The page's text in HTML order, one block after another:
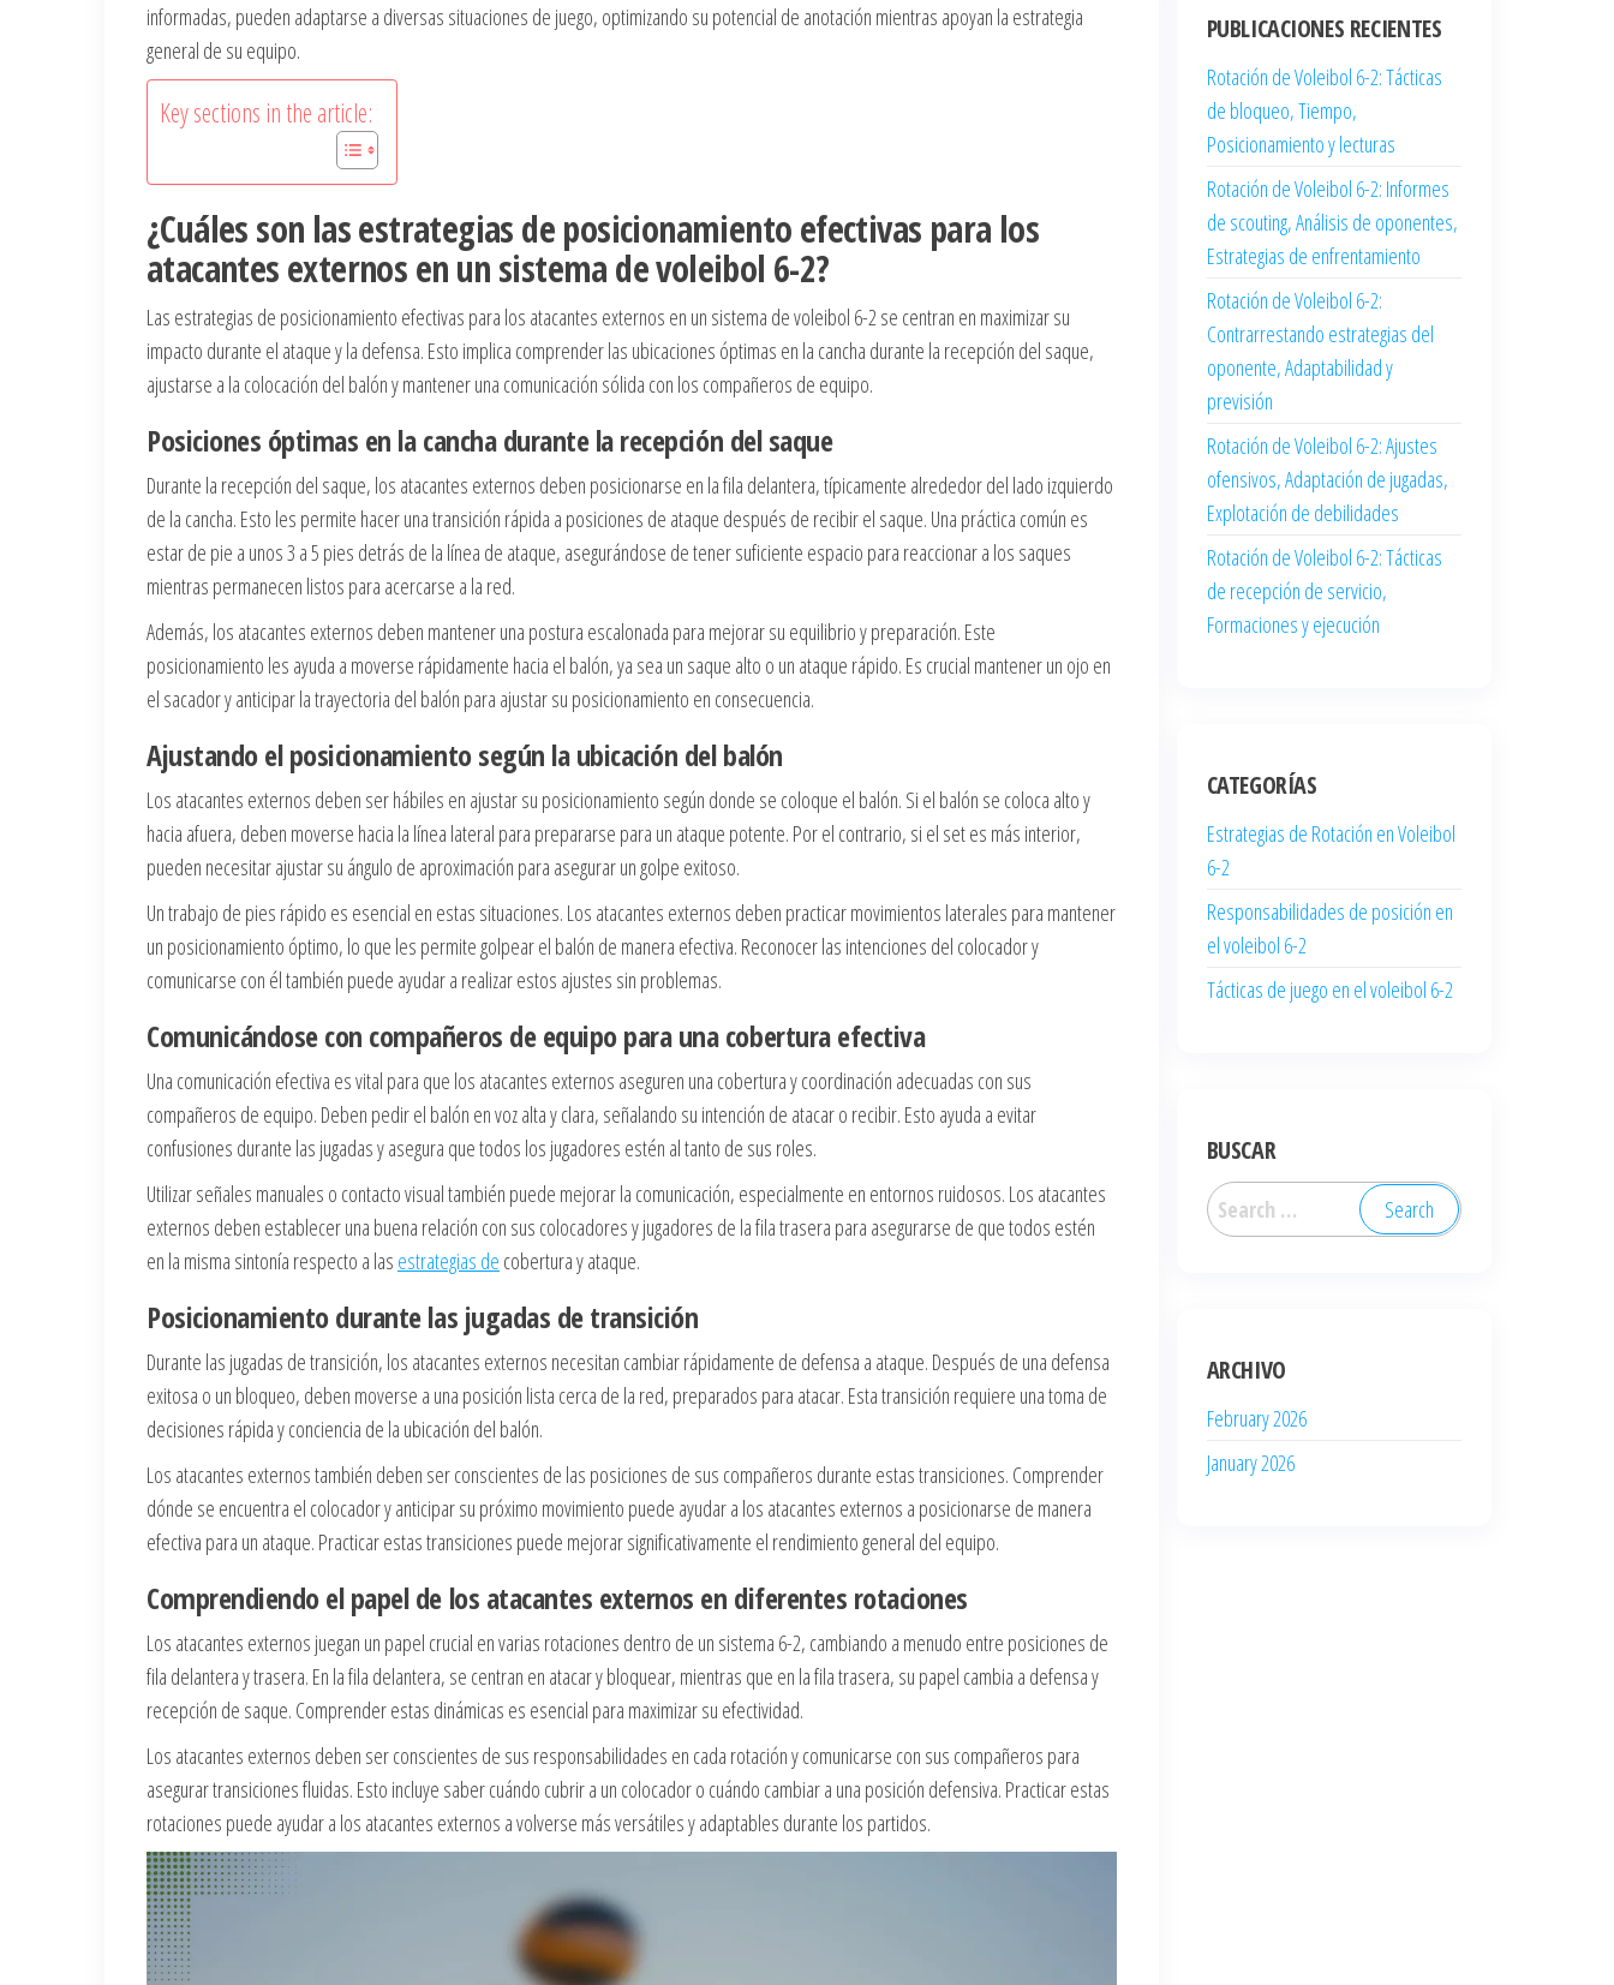
informadas, pueden adaptarse a diversas situaciones de juego, optimizando su potencial de anotación mientras apoyan la estrategia
general de su equipo.
Key sections in the article:
¿Cuáles son las estrategias de posicionamiento efectivas para los
atacantes externos en un sistema de voleibol 6-2?
Las estrategias de posicionamiento efectivas para los atacantes externos en un sistema de voleibol 6-2 se centran en maximizar su
impacto durante el ataque y la defensa. Esto implica comprender las ubicaciones óptimas en la cancha durante la recepción del saque,
ajustarse a la colocación del balón y mantener una comunicación sólida con los compañeros de equipo.
Posiciones óptimas en la cancha durante la recepción del saque
Durante la recepción del saque, los atacantes externos deben posicionarse en la fila delantera, típicamente alrededor del lado izquierdo
de la cancha. Esto les permite hacer una transición rápida a posiciones de ataque después de recibir el saque. Una práctica común es
estar de pie a unos 3 a 5 pies detrás de la línea de ataque, asegurándose de tener suficiente espacio para reaccionar a los saques
mientras permanecen listos para acercarse a la red.
Además, los atacantes externos deben mantener una postura escalonada para mejorar su equilibrio y preparación. Este
posicionamiento les ayuda a moverse rápidamente hacia el balón, ya sea un saque alto o un ataque rápido. Es crucial mantener un ojo en
el sacador y anticipar la trayectoria del balón para ajustar su posicionamiento en consecuencia.
Ajustando el posicionamiento según la ubicación del balón
Los atacantes externos deben ser hábiles en ajustar su posicionamiento según donde se coloque el balón. Si el balón se coloca alto y
hacia afuera, deben moverse hacia la línea lateral para prepararse para un ataque potente. Por el contrario, si el set es más interior,
pueden necesitar ajustar su ángulo de aproximación para asegurar un golpe exitoso.
Un trabajo de pies rápido es esencial en estas situaciones. Los atacantes externos deben practicar movimientos laterales para mantener
un posicionamiento óptimo, lo que les permite golpear el balón de manera efectiva. Reconocer las intenciones del colocador y
comunicarse con él también puede ayudar a realizar estos ajustes sin problemas.
Comunicándose con compañeros de equipo para una cobertura efectiva
Una comunicación efectiva es vital para que los atacantes externos aseguren una cobertura y coordinación adecuadas con sus
compañeros de equipo. Deben pedir el balón en voz alta y clara, señalando su intención de atacar o recibir. Esto ayuda a evitar
confusiones durante las jugadas y asegura que todos los jugadores estén al tanto de sus roles.
Utilizar señales manuales o contacto visual también puede mejorar la comunicación, especialmente en entornos ruidosos. Los atacantes
externos deben establecer una buena relación con sus colocadores y jugadores de la fila trasera para asegurarse de que todos estén
en la misma sintonía respecto a las estrategias de cobertura y ataque.
Posicionamiento durante las jugadas de transición
Durante las jugadas de transición, los atacantes externos necesitan cambiar rápidamente de defensa a ataque. Después de una defensa
exitosa o un bloqueo, deben moverse a una posición lista cerca de la red, preparados para atacar. Esta transición requiere una toma de
decisiones rápida y conciencia de la ubicación del balón.
Los atacantes externos también deben ser conscientes de las posiciones de sus compañeros durante estas transiciones. Comprender
dónde se encuentra el colocador y anticipar su próximo movimiento puede ayudar a los atacantes externos a posicionarse de manera
efectiva para un ataque. Practicar estas transiciones puede mejorar significativamente el rendimiento general del equipo.
Comprendiendo el papel de los atacantes externos en diferentes rotaciones
Los atacantes externos juegan un papel crucial en varias rotaciones dentro de un sistema 6-2, cambiando a menudo entre posiciones de
fila delantera y trasera. En la fila delantera, se centran en atacar y bloquear, mientras que en la fila trasera, su papel cambia a defensa y
recepción de saque. Comprender estas dinámicas es esencial para maximizar su efectividad.
Los atacantes externos deben ser conscientes de sus responsabilidades en cada rotación y comunicarse con sus compañeros para
asegurar transiciones fluidas. Esto incluye saber cuándo cubrir a un colocador o cuándo cambiar a una posición defensiva. Practicar estas
rotaciones puede ayudar a los atacantes externos a volverse más versátiles y adaptables durante los partidos.
PUBLICACIONES RECIENTES
Rotación de Voleibol 6-2: Tácticas
de bloqueo, Tiempo,
Posicionamiento y lecturas
Rotación de Voleibol 6-2: Informes
de scouting, Análisis de oponentes,
Estrategias de enfrentamiento
Rotación de Voleibol 6-2:
Contrarrestando estrategias del
oponente, Adaptabilidad y
previsión
Rotación de Voleibol 6-2: Ajustes
ofensivos, Adaptación de jugadas,
Explotación de debilidades
Rotación de Voleibol 6-2: Tácticas
de recepción de servicio,
Formaciones y ejecución
CATEGORÍAS
Estrategias de Rotación en Voleibol
6-2
Responsabilidades de posición en
el voleibol 6-2
Tácticas de juego en el voleibol 6-2
BUSCAR
Search
for:
ARCHIVO
February 2026
January 2026